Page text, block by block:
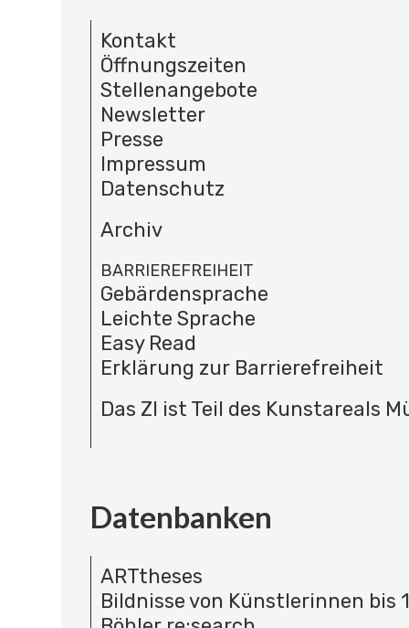
Kontakt
Öffnungszeiten
Stellenangebote
Newsletter
Presse
Impressum
Datenschutz
Archiv
BARRIEREFREIHEIT
Gebärdensprache
Leichte Sprache
Easy Read
Erklärung zur Barrierefreiheit
Das ZI ist Teil des Kunstareals
Datenbanken
ARTtheses
Bildnisse von Künstlerinnen bis